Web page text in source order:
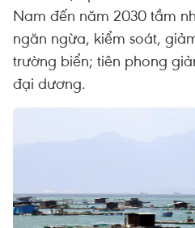
Nam đến năm 2030 tầm
ngăn ngừa, kiểm soát,
trường biển; tiên phong
đại dương.